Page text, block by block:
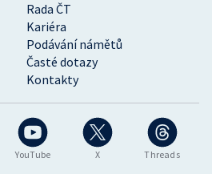
YouTube X Threads
Rada ČT
Kariéra
Podávání námětů
Časté dotazy
Kontakty